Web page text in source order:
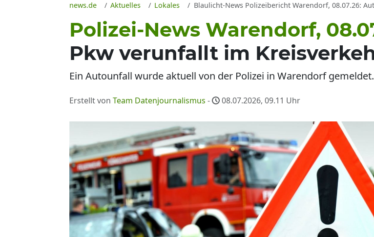
news.de Aktuelles Lokales Blaulicht-News Polizeibericht Warendorf, 08.07.26:
Polizei-News Warendorf,
Pkw verunfallt im
Ein Autounfall wurde aktuell von der Polizei in Warendorf
Erstellt von Team Datenjournalismus - 08.07.2026, 09.11 Uhr